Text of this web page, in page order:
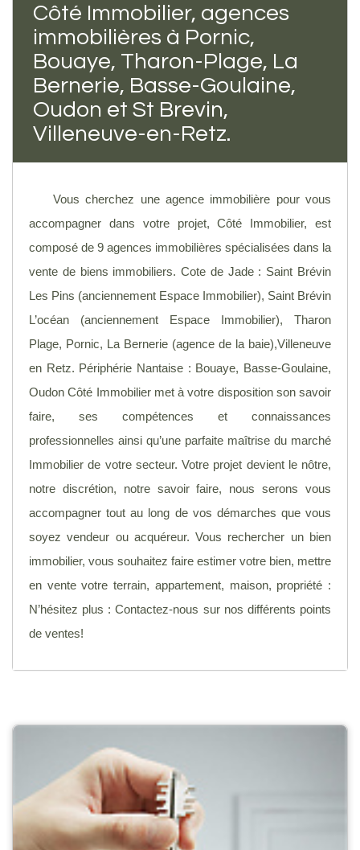
Côté Immobilier, agences
immobilières à Pornic,
Bouaye, Tharon-Plage, La
Bernerie, Basse-Goulaine,
Oudon et St Brevin,
Villeneuve-en-Retz.
Vous cherchez une agence immobilière pour vous
accompagner dans votre projet, Côté Immobilier, est
composé de 9 agences immobilières spécialisées dans la
vente de biens immobiliers. Cote de Jade : Saint Brévin
Les Pins (anciennement Espace Immobilier), Saint Brévin
L’océan (anciennement Espace Immobilier), Tharon
Plage, Pornic, La Bernerie (agence de la baie),Villeneuve
en Retz. Périphérie Nantaise : Bouaye, Basse-Goulaine,
Oudon Côté Immobilier met à votre disposition son savoir
faire, ses compétences et connaissances
professionnelles ainsi qu’une parfaite maîtrise du marché
Immobilier de votre secteur. Votre projet devient le nôtre,
notre discrétion, notre savoir faire, nous serons vous
accompagner tout au long de vos démarches que vous
soyez vendeur ou acquéreur. Vous rechercher un bien
immobilier, vous souhaitez faire estimer votre bien, mettre
en vente votre terrain, appartement, maison, propriété :
N’hésitez plus : Contactez-nous sur nos différents points
de ventes!